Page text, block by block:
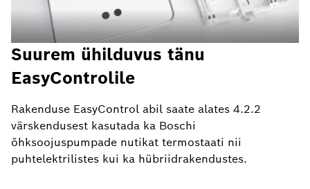
Suurem ühilduvus tänu
EasyControlile
Rakenduse EasyControl abil saate alates 4.2.2
värskendusest kasutada ka Boschi
õhksoojuspumpade nutikat termostaati nii
puhtelektrilistes kui ka hübriidrakendustes.